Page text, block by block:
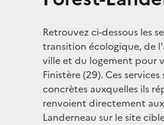
Retrouvez ci-dessous les
transition écologique, de
ville et du logement pour
Finistère (29). Ces
concrètes auxquelles ils
renvoient directement
Landerneau sur le site